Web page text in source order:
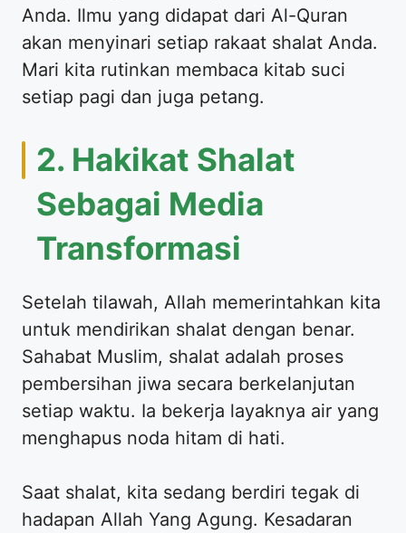
Anda. Ilmu yang didapat dari Al-Quran
akan menyinari setiap rakaat shalat Anda.
Mari kita rutinkan membaca kitab suci
setiap pagi dan juga petang.
2. Hakikat Shalat
Sebagai Media
Transformasi
Setelah tilawah, Allah memerintahkan kita
untuk mendirikan shalat dengan benar.
Sahabat Muslim, shalat adalah proses
pembersihan jiwa secara berkelanjutan
setiap waktu. Ia bekerja layaknya air yang
menghapus noda hitam di hati.
Saat shalat, kita sedang berdiri tegak di
hadapan Allah Yang Agung. Kesadaran